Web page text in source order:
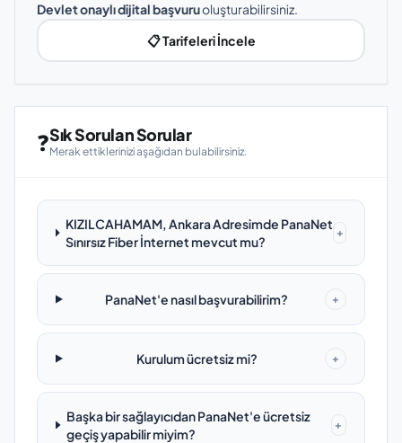
Devlet onaylı dijital başvuruoluşturabilirsiniz.
📋 Tarifeleri İncele
❓Sık Sorulan Sorular
Merak ettiklerinizi aşağıdan bulabilirsiniz.
KIZILCAHAMAM, Ankara Adresimde PanaNet
Sınırsız Fiber İnternet mevcut mu?
+
PanaNet'e nasıl başvurabilirim? +
Kurulum ücretsiz mi? +
Başka bir sağlayıcıdan PanaNet'e ücretsiz
geçiş yapabilir miyim?
+